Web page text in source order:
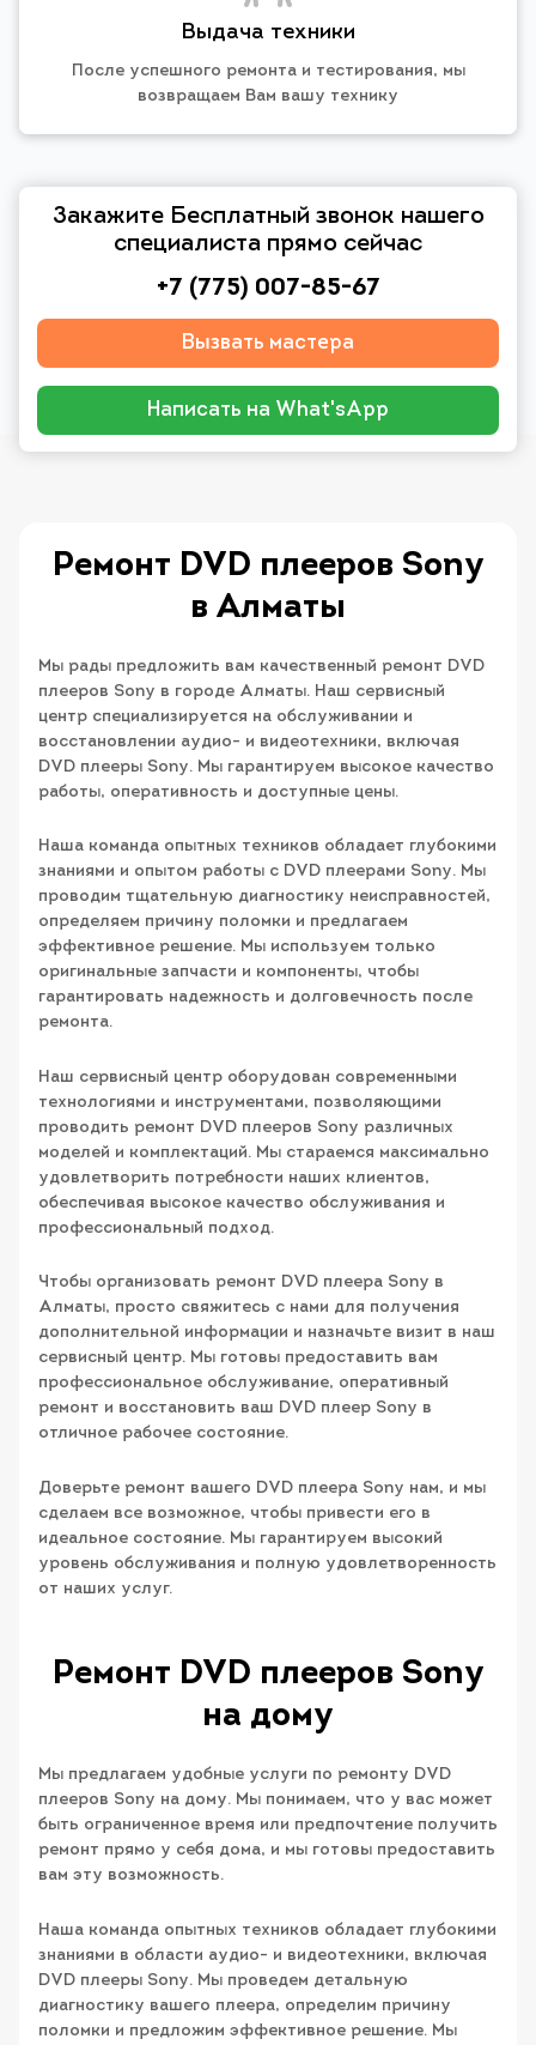
Выдача техники
После успешного ремонта и тестирования, мы
возвращаем Вам вашу технику
Закажите Бесплатный звонок нашего
специалиста прямо сейчас
+7 (775) 007-85-67
Вызвать мастера
Написать на What'sApp
Ремонт DVD плееров Sony
в Алматы
Мы рады предложить вам качественный ремонт DVD
плееров Sony в городе Алматы. Наш сервисный
центр специализируется на обслуживании и
восстановлении аудио- и видеотехники, включая
DVD плееры Sony. Мы гарантируем высокое качество
работы, оперативность и доступные цены.
Наша команда опытных техников обладает глубокими
знаниями и опытом работы с DVD плеерами Sony. Мы
проводим тщательную диагностику неисправностей,
определяем причину поломки и предлагаем
эффективное решение. Мы используем только
оригинальные запчасти и компоненты, чтобы
гарантировать надежность и долговечность после
ремонта.
Наш сервисный центр оборудован современными
технологиями и инструментами, позволяющими
проводить ремонт DVD плееров Sony различных
моделей и комплектаций. Мы стараемся максимально
удовлетворить потребности наших клиентов,
обеспечивая высокое качество обслуживания и
профессиональный подход.
Чтобы организовать ремонт DVD плеера Sony в
Алматы, просто свяжитесь с нами для получения
дополнительной информации и назначьте визит в наш
сервисный центр. Мы готовы предоставить вам
профессиональное обслуживание, оперативный
ремонт и восстановить ваш DVD плеер Sony в
отличное рабочее состояние.
Доверьте ремонт вашего DVD плеера Sony нам, и мы
сделаем все возможное, чтобы привести его в
идеальное состояние. Мы гарантируем высокий
уровень обслуживания и полную удовлетворенность
от наших услуг.
Ремонт DVD плееров Sony
на дому
Мы предлагаем удобные услуги по ремонту DVD
плееров Sony на дому. Мы понимаем, что у вас может
быть ограниченное время или предпочтение получить
ремонт прямо у себя дома, и мы готовы предоставить
вам эту возможность.
Наша команда опытных техников обладает глубокими
знаниями в области аудио- и видеотехники, включая
DVD плееры Sony. Мы проведем детальную
диагностику вашего плеера, определим причину
поломки и предложим эффективное решение. Мы